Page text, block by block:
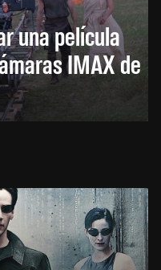
una película
IMAX de